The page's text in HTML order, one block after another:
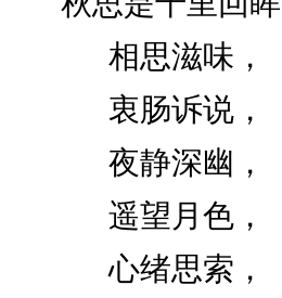
相思滋味，
衷肠诉说，
夜静深幽，
遥望月色，
心绪思索，